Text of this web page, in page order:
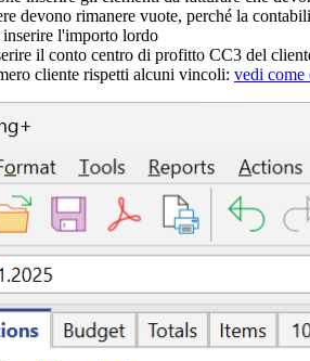
devono rimanere vuote, perché la
l'importo lordo
il conto centro di profitto CC3 del
cliente rispetti alcuni vincoli: vedi come